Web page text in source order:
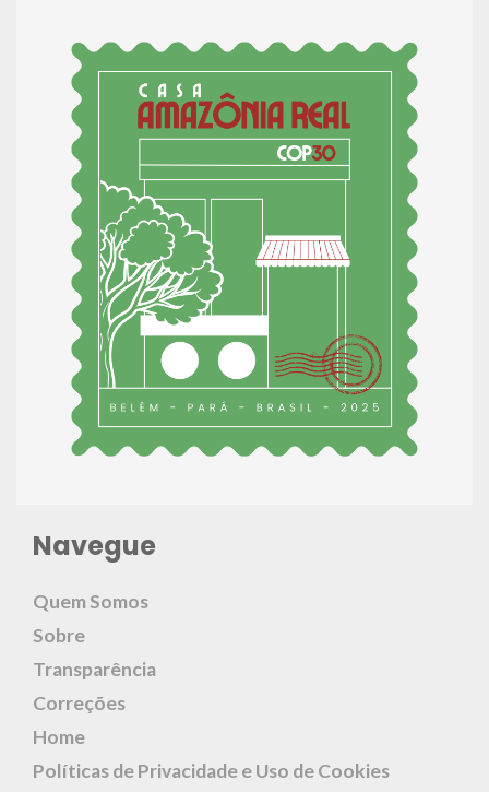
Navegue
Quem Somos
Sobre
Transparência
Correções
Home
Políticas de Privacidade e Uso de Cookies